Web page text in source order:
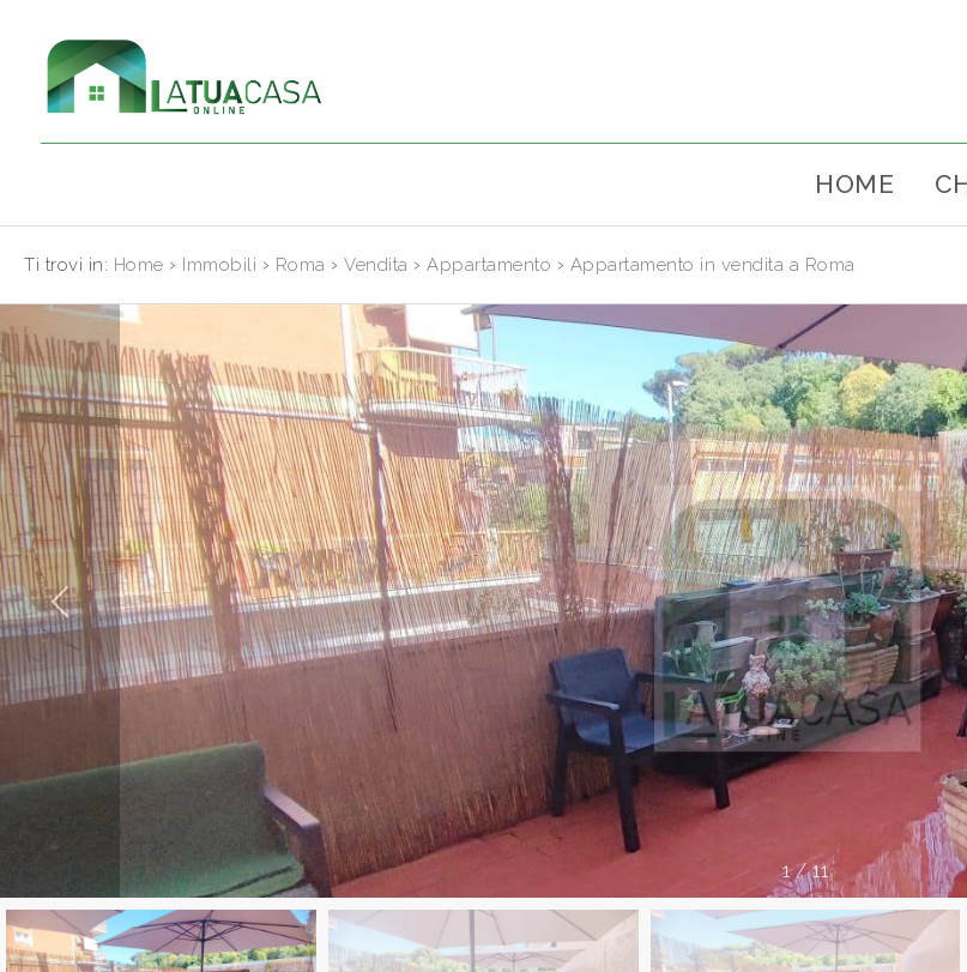
HOME
Ti trovi in: Home › Immobili › Roma › Vendita › Appartamento › Appartamento in vendita a Roma
1 / 11
HOME
CHI
IMMOBILI
SERVIZI
CONTATTI
Codice
Vendita
Scegli
dove
cercare
Provincia
Comune
Qualsiasi